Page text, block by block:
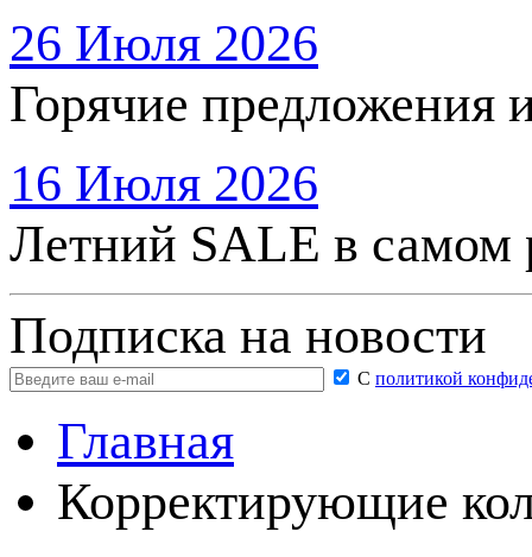
26 Июля 2026
Горячие предложения
16 Июля 2026
Летний SALE в самом
Подписка на новости
С политикой
Главная
Корректирующие